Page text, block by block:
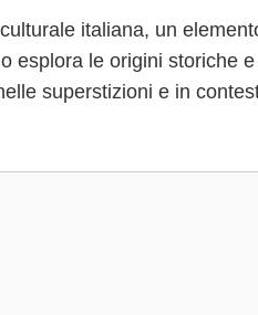
italiana, un
esplora le origini storiche
superstizioni e in